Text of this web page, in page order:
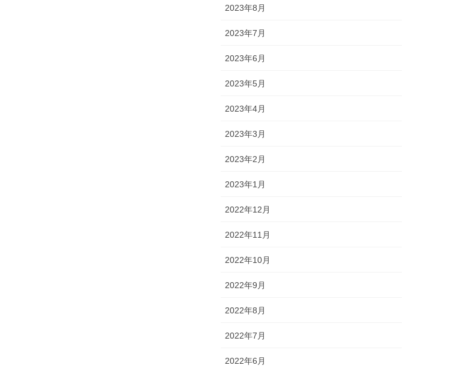
2023年8月
2023年7月
2023年6月
2023年5月
2023年4月
2023年3月
2023年2月
2023年1月
2022年12月
2022年11月
2022年10月
2022年9月
2022年8月
2022年7月
2022年6月